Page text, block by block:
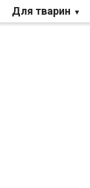
Для тварин